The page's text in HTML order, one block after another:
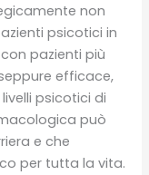
non
psicotici in
pazienti più
efficace,
psicotici di
può
e che
per tutta la vita.